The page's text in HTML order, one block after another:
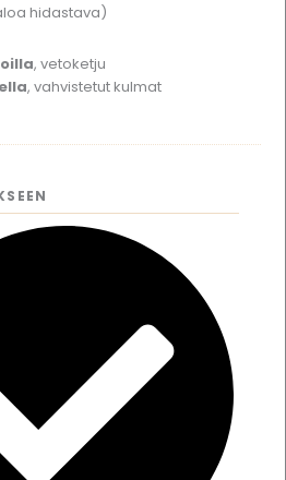
hidastava)
, vetoketju
, vahvistetut kulmat